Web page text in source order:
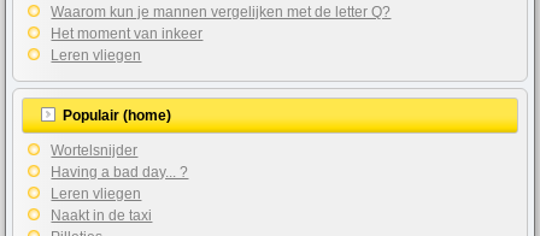
Waarom kun je mannen vergelijken met de letter Q?
Het moment van inkeer
Leren vliegen
Populair (home)
Wortelsnijder
Having a bad day... ?
Leren vliegen
Naakt in de taxi